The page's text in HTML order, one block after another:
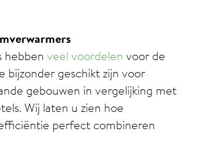
hebben veel voordelen voor de
bijzonder geschikt zijn voor
gebouwen in vergelijking met
Wij laten u zien hoe
perfect combineren